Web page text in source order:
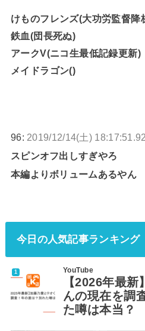
けものフレンズ(大功労監督降
鉄血(団長死ぬ)
アークV(ニコ生最低記録更新)
メイドラゴン()
96: 2019/12/14(土) 18:17:51.92
スピンオフ出しすぎやろ
本編よりボリュームあるやん
今日の人気記事ランキング
YouTube
【2026年最新
んの現在を調
た噂は本当？